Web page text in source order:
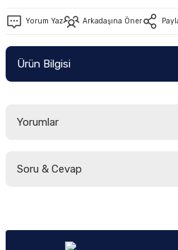
Yorum Yaz Arkadaşına Öner
Ürün Bilgisi
Yorumlar
Soru & Cevap
Ürün hakkında henüz